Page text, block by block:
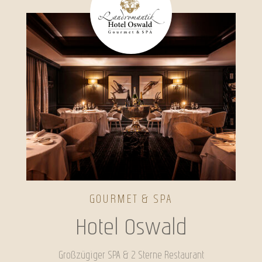
GOURMET & SPA
Hotel Oswald
Großzügiger SPA & 2 Sterne Restaurant